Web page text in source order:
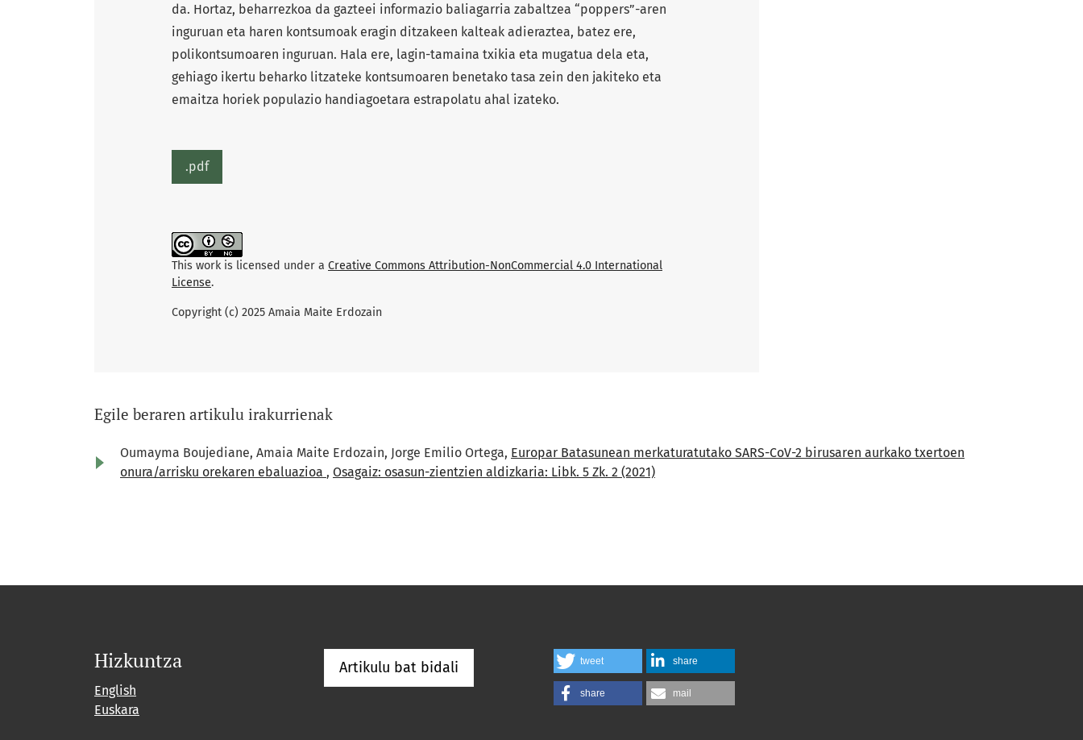
da. Hortaz, beharrezkoa da gazteei informazio baliagarria zabaltzea “poppers”-aren
inguruan eta haren kontsumoak eragin ditzakeen kalteak adieraztea, batez ere,
polikontsumoaren inguruan. Hala ere, lagin-tamaina txikia eta mugatua dela eta,
gehiago ikertu beharko litzateke kontsumoaren benetako tasa zein den jakiteko eta
emaitza horiek populazio handiagoetara estrapolatu ahal izateko.
.pdf
This work is licensed under a Creative Commons Attribution-NonCommercial 4.0 International
License.
Copyright (c) 2025 Amaia Maite Erdozain
Egile beraren artikulu irakurrienak
Oumayma Boujediane, Amaia Maite Erdozain, Jorge Emilio Ortega, Europar Batasunean merkaturatutako SARS-CoV-2 birusaren aurkako txertoen
onura/arrisku orekaren ebaluazioa , Osagaiz: osasun-zientzien aldizkaria: Libk. 5 Zk. 2 (2021)
Hizkuntza
English
Euskara
Artikulu bat bidali tweet share
share mail